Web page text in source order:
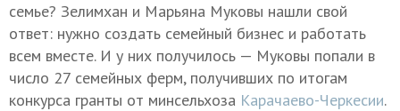
семье? Зелимхан и Марьяна Муковы нашли свой
ответ: нужно создать семейный бизнес и работать
всем вместе. И у них получилось — Муковы попали в
число 27 семейных ферм, получивших по итогам
конкурса гранты от минсельхоза Карачаево-Черкесии.